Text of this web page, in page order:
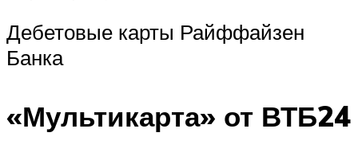
Дебетовые карты Райффайзен
Банка
«Мультикарта» от ВТБ24